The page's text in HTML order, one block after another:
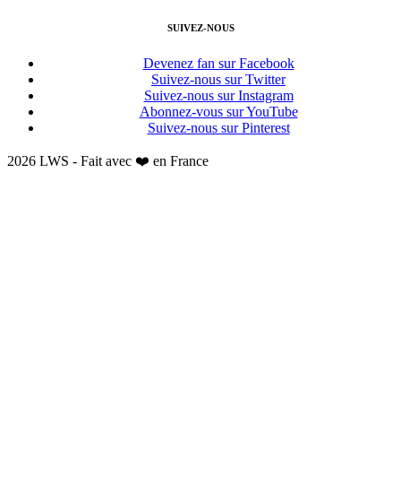
SUIVEZ-NOUS
Devenez fan sur Facebook
Suivez-nous sur Twitter
Suivez-nous sur Instagram
Abonnez-vous sur YouTube
Suivez-nous sur Pinterest
2026 LWS - Fait avec ❤️ en France